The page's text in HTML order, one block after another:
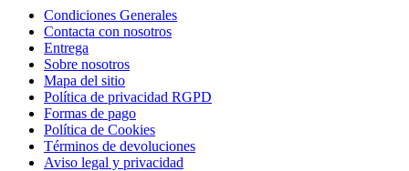
Condiciones Generales
Contacta con nosotros
Entrega
Sobre nosotros
Mapa del sitio
Política de privacidad RGPD
Formas de pago
Política de Cookies
Términos de devoluciones
Aviso legal y privacidad